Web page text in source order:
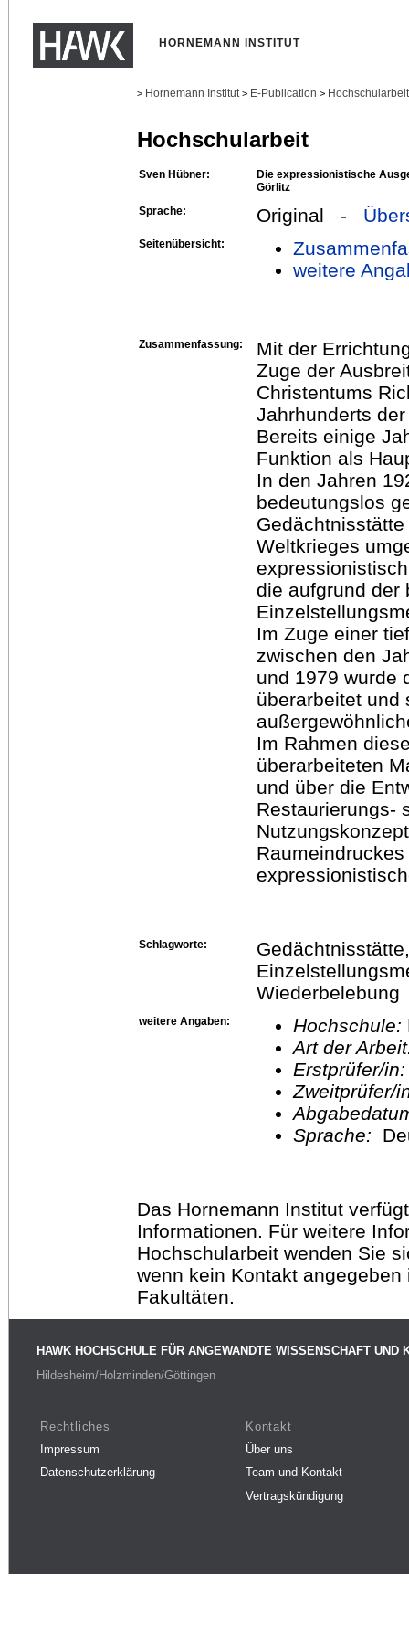
HORNEMANN INSTITUT
> Hornemann Institut > E-Publication >
Hochschularbeit
Sven Hübner:
Die expressionistische
Görlitz
Sprache:
Original -
Seitenübersicht:
weitere
Zusammenfassung:
Mit der
Zuge der
Christentums
Jahrhunderts
Bereits einige
Funktion als
In den Jahren
bedeutungslos
Weltkrieges
die aufgrund der
Im Zuge einer
zwischen den
und 1979 wurde
überarbeitet und
Im Rahmen
überarbeiteten
und über die
Restaurierungs-
Schlagworte:
Wiederbelebung
weitere Angaben: Hochschule:
Art der
Erstprüfer/
Sprache:
Das Hornemann Institut
Informationen. Für weitere
Hochschularbeit wenden Sie
wenn kein Kontakt
Fakultäten.
HAWK HOCHSCHULE FÜR ANGEWANDTE WISSENSCHAFT UND
Hildesheim/Holzminden/Göttingen
Rechtliches
Impressum
Datenschutzerklärung
Kontakt
Über uns
Team und Kontakt
Vertragskündigung